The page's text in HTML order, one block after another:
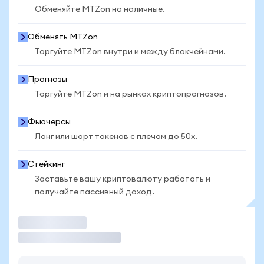
Обменяйте MTZon на наличные.
Обменять MTZon
Торгуйте MTZon внутри и между блокчейнами.
Прогнозы
Торгуйте MTZon и на рынках криптопрогнозов.
Фьючерсы
Лонг или шорт токенов с плечом до 50x.
Стейкинг
Заставьте вашу криптовалюту работать и
получайте пассивный доход.